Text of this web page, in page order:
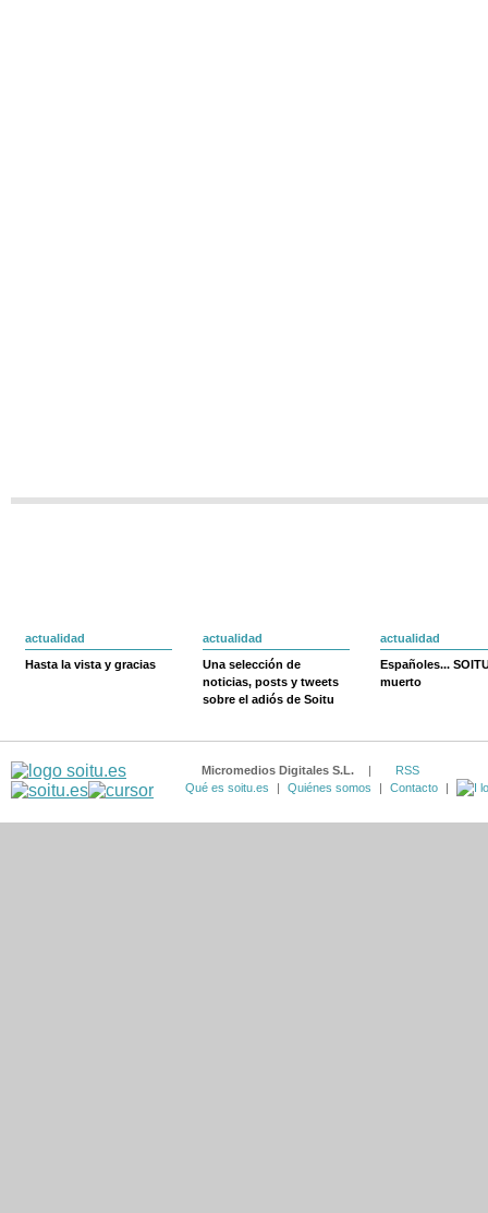
actualidad
Hasta la vista y gracias
actualidad
Una selección de
noticias, posts y tweets
sobre el adiós de Soitu
actualidad
Españoles...
muerto
Micromedios Digitales S.L. |
RSS
Qué es soitu.es
| Quiénes somos | Contacto |